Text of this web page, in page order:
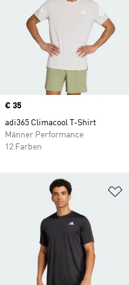
Price
€ 35
adi365 Climacool T-Shirt
Männer Performance
12 Farben